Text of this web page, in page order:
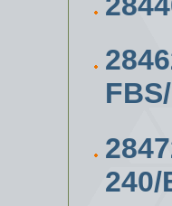
240/